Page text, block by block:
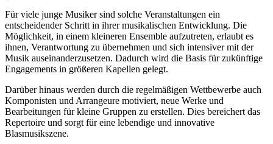
Für viele junge Musiker sind solche Veranstaltungen ein
entscheidender Schritt in ihrer musikalischen Entwicklung. Die
Möglichkeit, in einem kleineren Ensemble aufzutreten, erlaubt es
ihnen, Verantwortung zu übernehmen und sich intensiver mit der
Musik auseinanderzusetzen. Dadurch wird die Basis für zukünftige
Engagements in größeren Kapellen gelegt.
Darüber hinaus werden durch die regelmäßigen Wettbewerbe auch
Komponisten und Arrangeure motiviert, neue Werke und
Bearbeitungen für kleine Gruppen zu erstellen. Dies bereichert das
Repertoire und sorgt für eine lebendige und innovative
Blasmusikszene.